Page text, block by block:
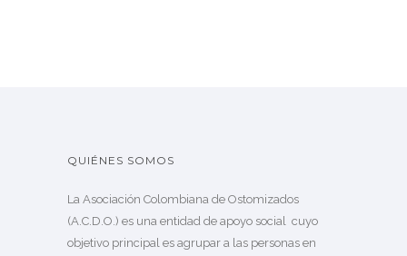
QUIÉNES SOMOS
La Asociación Colombiana de Ostomizados
(A.C.D.O.) es una entidad de apoyo social cuyo
objetivo principal es agrupar a las personas en